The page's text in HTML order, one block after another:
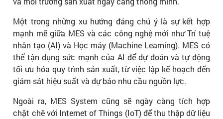
Một trong những xu hướng đáng chú ý là sự kết hợp
mạnh mẽ giữa MES và các công nghệ mới như Trí tuệ
nhân tạo (AI) và Học máy (Machine Learning). MES có
thể tận dụng sức mạnh của AI để dự đoán và tự động
tối ưu hóa quy trình sản xuất, từ việc lập kế hoạch đến
giám sát hiệu suất và dự báo nhu cầu nguồn lực.
Ngoài ra, MES System cũng sẽ ngày càng tích hợp
chặt chẽ với Internet of Things (IoT) để thu thập dữ liệu